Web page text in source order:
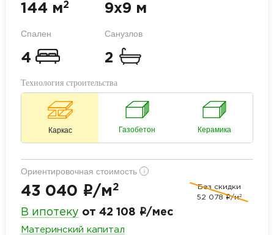
144 м2 9x9 м
Спален
4
Санузлов
2
Технология строительства
Каркас Газобетон Керамика
Ориентировочная стоимость i
43 040 i/м 2
Без скидки
52 078 i/м2
В ипотеку от 42 108 i/мес
Материнский капитал